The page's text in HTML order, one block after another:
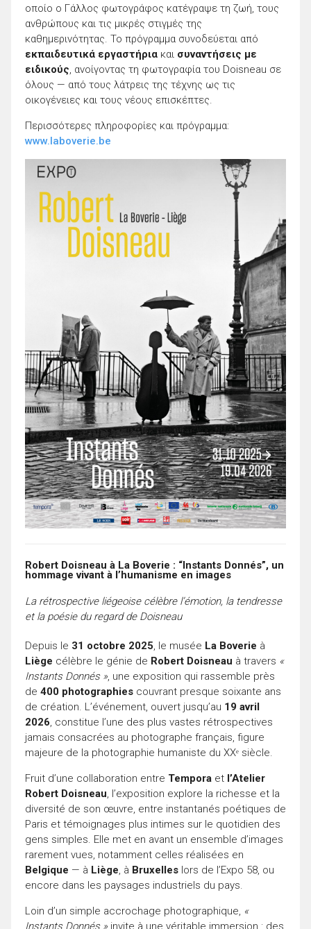
οποίο ο Γάλλος φωτογράφος κατέγραψε τη ζωή, τους
ανθρώπους και τις μικρές στιγμές της
καθημερινότητας. Το πρόγραμμα συνοδεύεται από
εκπαιδευτικά εργαστήρια και συναντήσεις με
ειδικούς, ανοίγοντας τη φωτογραφία του Doisneau σε
όλους — από τους λάτρεις της τέχνης ως τις
οικογένειες και τους νέους επισκέπτες.
Περισσότερες πληροφορίες και πρόγραμμα:
www.laboverie.be
Robert Doisneau à La Boverie : “Instants Donnés”, un
hommage vivant à l’humanisme en images
La rétrospective liégeoise célèbre l’émotion, la tendresse
et la poésie du regard de Doisneau
Depuis le 31 octobre 2025, le musée La Boverie à
Liège célèbre le génie de Robert Doisneau à travers «
Instants Donnés », une exposition qui rassemble près
de 400 photographies couvrant presque soixante ans
de création. L’événement, ouvert jusqu’au 19 avril
2026, constitue l’une des plus vastes rétrospectives
jamais consacrées au photographe français, figure
majeure de la photographie humaniste du XXᵉ siècle.
Fruit d’une collaboration entre Tempora et l’Atelier
Robert Doisneau, l’exposition explore la richesse et la
diversité de son œuvre, entre instantanés poétiques de
Paris et témoignages plus intimes sur le quotidien des
gens simples. Elle met en avant un ensemble d’images
rarement vues, notamment celles réalisées en
Belgique — à Liège, à Bruxelles lors de l’Expo 58, ou
encore dans les paysages industriels du pays.
Loin d’un simple accrochage photographique, «
Instants Donnés » invite à une véritable immersion : des